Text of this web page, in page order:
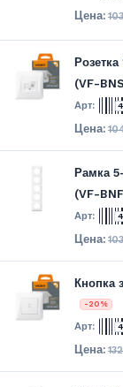
(VF-
Рамка
(VF-
Кнопка
-20%